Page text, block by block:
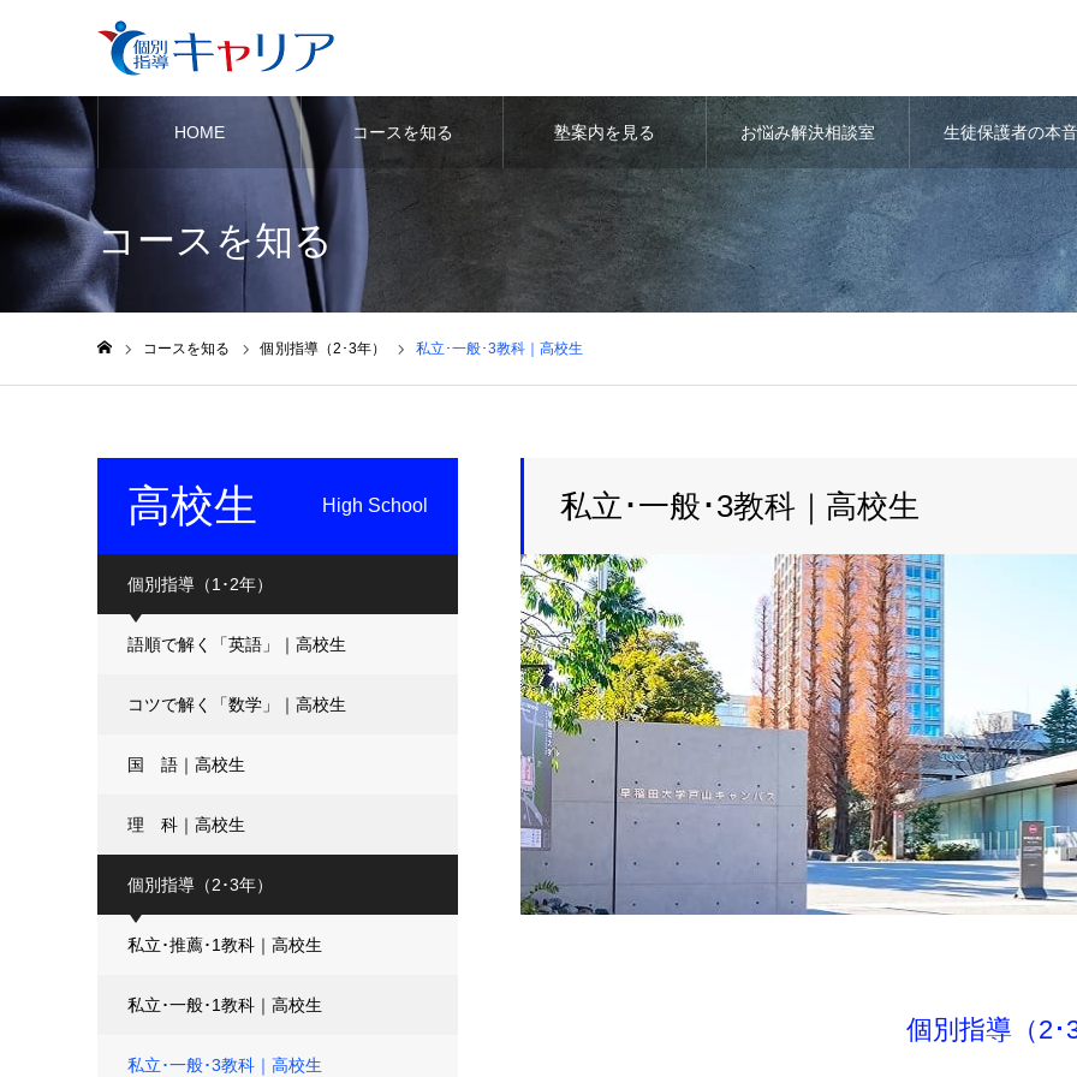
HOME コースを知る 塾案内を見る お悩み解決相談室 生徒保護者の本音
コースを知る
コースを知る 個別指導（2･3年） 私立･一般･3教科｜高校生
私立･一般･3教科｜高校生
個別指導（2･
高校生 High School
個別指導（1･2年）
語順で解く「英語」｜高校生
コツで解く「数学」｜高校生
国 語｜高校生
理 科｜高校生
個別指導（2･3年）
私立･推薦･1教科｜高校生
私立･一般･1教科｜高校生
私立･一般･3教科｜高校生